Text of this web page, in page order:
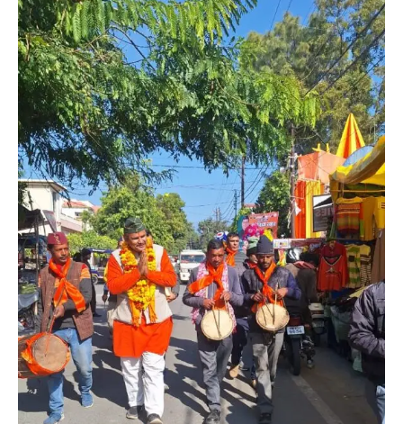
2
अल्मोड़ा उत्तराखण्ड कुमाऊं ख़बरें
रानीखेत में शिक्षा-स्वास्थ्य व्यवस्था पर फूटा
कांग्रेस का गुस्सा, मंत्री और सरकार का पुतला
फूंका
Admin August 6, 2026
भतरोजखान में कांग्रेस का प्रदर्शन, स्वास्थ्य मंत्री व शिक्षा
मंत्री का फूंका पुतला 'विद्यालयों में…
3
अल्मोड़ा उत्तराखण्ड कुमाऊं ख़बरें
रानीखेत में युवा कांग्रेस की जिला बैठक, 8
अगस्त को खड़गे की हल्द्वानी रैली को सफल
बनाने का लिया संकल्प
Admin August 6, 2026
संगठन विस्तार के तहत कई नई नियुक्तियां, बूथ स्तर तक
संगठन मजबूत करने और युवाओं…
अल्मोड़ा उत्तराखण्ड कुमाऊं